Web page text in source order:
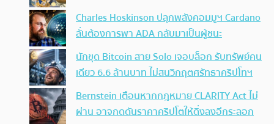
Charles Hoskinson ปลุกพลังคอมมูฯ Cardano
ลั่นต้องการพา ADA กลับมาเป็นผู้ชนะ
นักขุด Bitcoin สาย Solo เจอบล็อก รับทรัพย์คน
เดียว 6.6 ล้านบาท ไม่สนวิกฤตศรัทธาคริปโทฯ
Bernstein เตือนหากกฎหมาย CLARITY Act ไม่
ผ่าน อาจกดดันราคาคริปโตให้ดิ่งลงอีกระลอก